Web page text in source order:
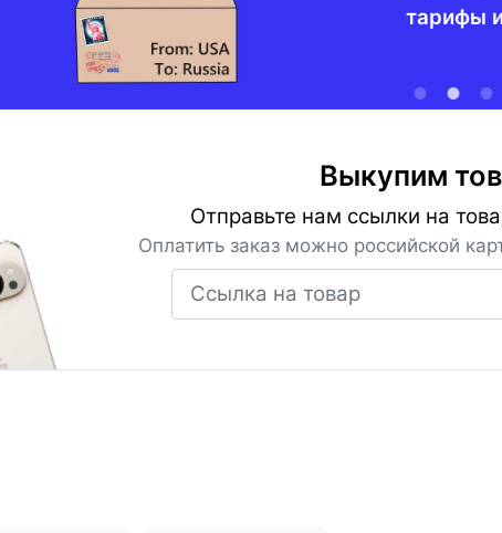
тарифы
Выкупим
Отправьте нам ссылки на
Оплатить заказ можно российской